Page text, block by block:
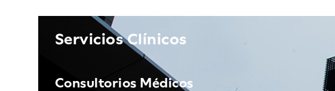
Servicios Clínicos
Consultorios Médicos